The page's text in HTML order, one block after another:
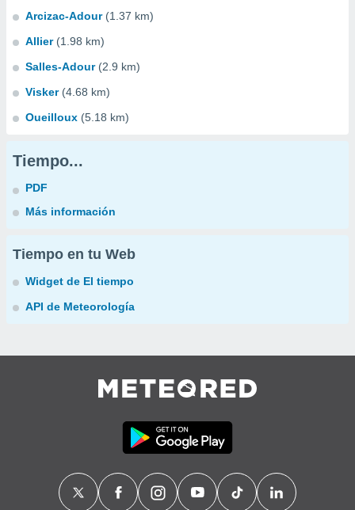
Arcizac-Adour (1.37 km)
Allier (1.98 km)
Salles-Adour (2.9 km)
Visker (4.68 km)
Oueilloux (5.18 km)
Tiempo...
PDF
Más información
Tiempo en tu Web
Widget de El tiempo
API de Meteorología